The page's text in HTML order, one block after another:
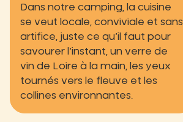
Dans notre camping, la cuisine
se veut locale, conviviale et sans
artifice, juste ce qu’il faut pour
savourer l’instant, un verre de
vin de Loire à la main, les yeux
tournés vers le fleuve et les
collines environnantes.